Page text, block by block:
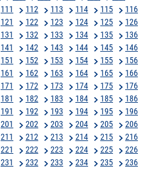
111 112 113 114 115
116
121 122 123 124 125
126
131 132 133 134 135
136
141 142 143 144 145
146
151 152 153 154 155
156
161 162 163 164 165
166
171 172 173 174 175
176
181 182 183 184 185
186
191 192 193 194 195
196
201 202 203 204 205
206
211 212 213 214 215
216
221 222 223 224 225
226
231 232 233 234 235
236